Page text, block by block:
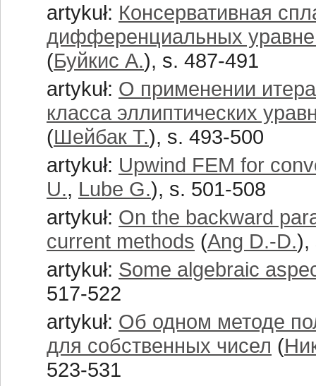
artykuł: Консервативная
дифференциальных
(Буйкис А.), s. 487-491
artykuł: О применении
класса эллиптических
(Шейбак Т.), s. 493-500
artykuł: Upwind FEM for
U., Lube G.), s. 501-508
artykuł: On the backward
current methods (Ang D.-D.),
artykuł: Some algebraic
517-522
artykuł: Об одном методе
для собственных чисел (
523-531